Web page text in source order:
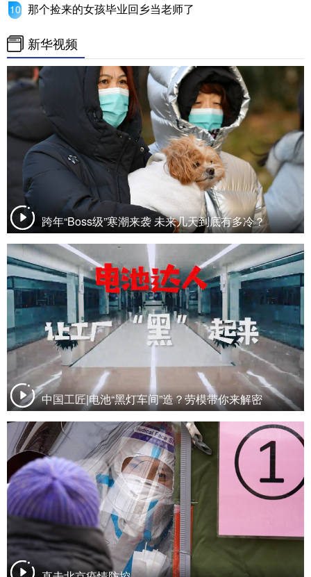
四川 贵州 云南
陕西
新疆 内蒙古 黑龙江
多语种频道
English Español Français عربى
Русский язык 日本語 한국어
Deutsch Português
那个捡来的女孩毕业回乡当老师了
新华视频
跨年“Boss级”寒潮来袭 未来几天到底有多冷？
中国工匠|电池“黑灯车间”造？劳模带你来解密